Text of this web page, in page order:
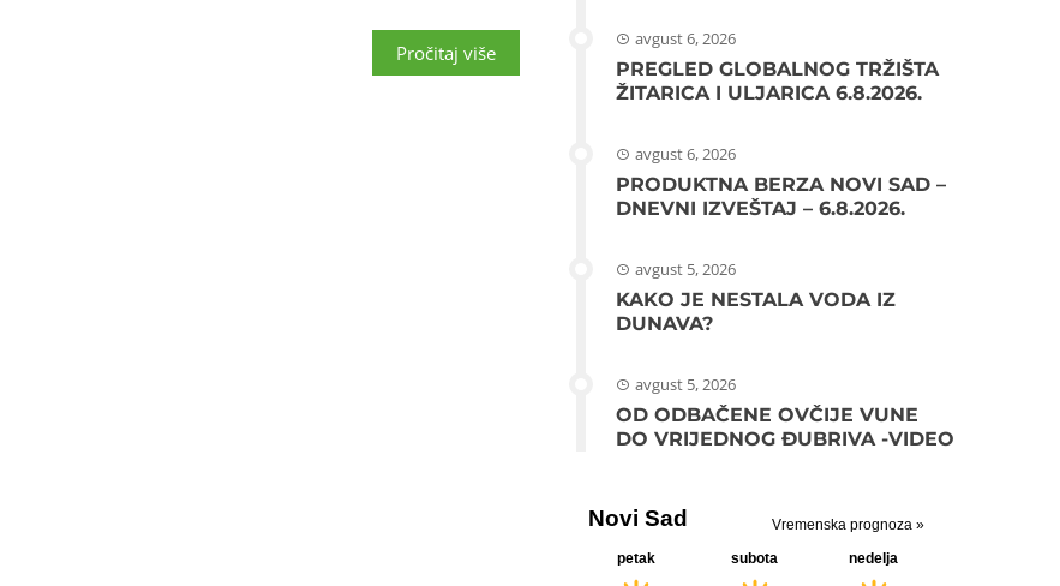
Pročitaj više
avgust 6, 2026
PREGLED GLOBALNOG TRŽIŠTA
ŽITARICA I ULJARICA 6.8.2026.
avgust 6, 2026
PRODUKTNA BERZA NOVI SAD –
DNEVNI IZVEŠTAJ – 6.8.2026.
avgust 5, 2026
KAKO JE NESTALA VODA IZ
DUNAVA?
avgust 5, 2026
OD ODBAČENE OVČIJE VUNE
DO VRIJEDNOG ĐUBRIVA -VIDEO